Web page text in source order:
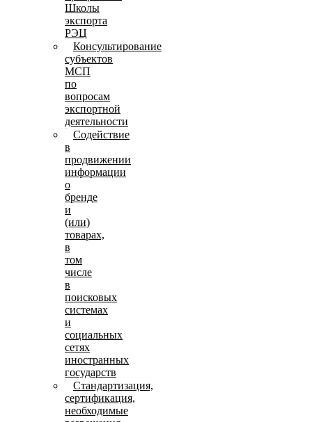
Школы
экспорта
РЭЦ
Консультирование
субъектов
МСП
по
вопросам
экспортной
деятельности
Содействие
в
продвижении
информации
о
бренде
и
(или)
товарах,
в
том
числе
в
поисковых
системах
и
социальных
сетях
иностранных
государств
Стандартизация,
сертификация,
необходимые